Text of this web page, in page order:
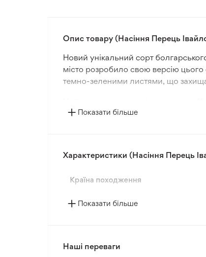
Опис товару (Насіння Перець
Новий унікальний сорт
місто розробило свою версію
темно-зеленими листями, що
гладкою поверхнею. М'якоть плоду
запікання, зберігаючи форму,
Показати більше
Характеристики (Насіння Перець
Країна походження
Показати більше
Наші переваги